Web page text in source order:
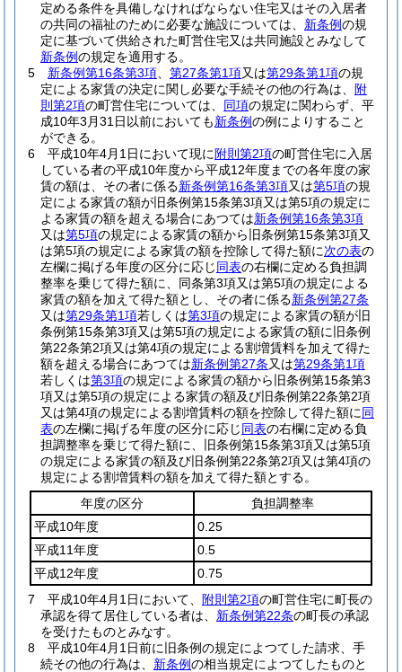
定める条件を具備しなければならない住宅又はその入居者
の共同の福祉のために必要な施設については、 新条例の規
定に基づいて供給された町営住宅又は共同施設とみなして
新条例の規定を適用する。
5
新条例第16条第3項 第27条第1項又は第29条第1項の規
定による家賃の決定に関し必要な手続その他の行為は、
附
則第2項の町営住宅については、 同項の規定に関わらず、平
成10年3月31日以前においても新条例の例によりすること
ができる。
6
平成10年4月1日において現に 附則第2項の町営住宅に入居
している者の平成10年度から平成12年度までの各年度の家
賃の額は、その者に係る新条例第16条第3項又は第5項の規
定による家賃の額が旧条例第15条第3項又は第5項の規定に
よる家賃の額を超える場合にあつては新条例第16条第3項
又は第5項の規定による家賃の額から旧条例第15条第3項又
は第5項の規定による家賃の額を控除して得た額に次の表の
左欄に掲げる年度の区分に応じ同表の右欄に定める負担調
整率を乗じて得た額に、同条第3項又は第5項の規定による
家賃の額を加えて得た額とし、その者に係る新条例第27条
又は第29条第1項若しくは第3項の規定による家賃の額が旧
条例第15条第3項又は第5項の規定による家賃の額に旧条例
第22条第2項又は第4項の規定による割増賃料を加えて得た
額を超える場合にあつては新条例第27条又は第29条第1項
若しくは第3項の規定による家賃の額から旧条例第15条第3
項又は第5項の規定による家賃の額及び旧条例第22条第2項
又は第4項の規定による割増賃料の額を控除して得た額に同
表の左欄に掲げる年度の区分に応じ同表の右欄に定める負
担調整率を乗じて得た額に、旧条例第15条第3項又は第5項
の規定による家賃の額及び旧条例第22条第2項又は第4項の
規定による割増賃料の額を加えて得た額とする。
年度の区分
負担調整率
平成10年度
0.25
平成11年度
0.5
平成12年度
0.75
7
平成10年4月1日において、 附則第2項の町営住宅に町長の
承認を得て居住している者は、 新条例第22条の町長の承認
を受けたものとみなす。
8
平成10年4月1日前に旧条例の規定によつてした請求、手
続その他の行為は、 新条例の相当規定によつてしたものと